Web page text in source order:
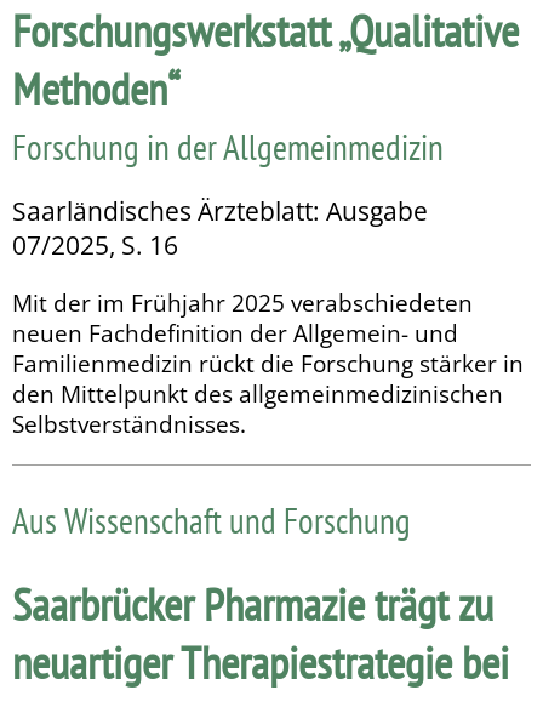
Forschungswerkstatt „Qualitative
Methoden“
Forschung in der Allgemeinmedizin
Saarländisches Ärzteblatt: Ausgabe
07/2025, S. 16
Mit der im Frühjahr 2025 verabschiedeten
neuen Fach­defi­nition der Allgemein- und
Familienmedizin rückt die For­schung stärker in
den Mittelpunkt des allgemeinmedizinischen
Selbstverständnisses.
Aus Wissenschaft und Forschung
Saarbrücker Pharmazie trägt zu
neuartiger Therapiestrategie bei